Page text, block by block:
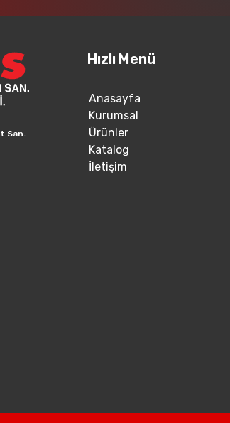
San.
Hızlı Menü
Anasayfa
Kurumsal
Ürünler
Katalog
İletişim